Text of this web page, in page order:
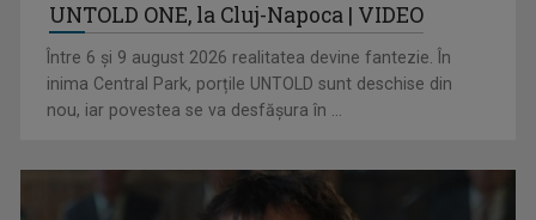
„Cerul” trupei Proconsul – a şasea cea mai votată piesă în
concursul „Cerbul ...
UNTOLD ONE, la Cluj-Napoca | VIDEO
Între 6 și 9 august 2026 realitatea devine fantezie. În
inima Central Park, porțile UNTOLD sunt deschise din
nou, iar povestea se va desfășura în ...